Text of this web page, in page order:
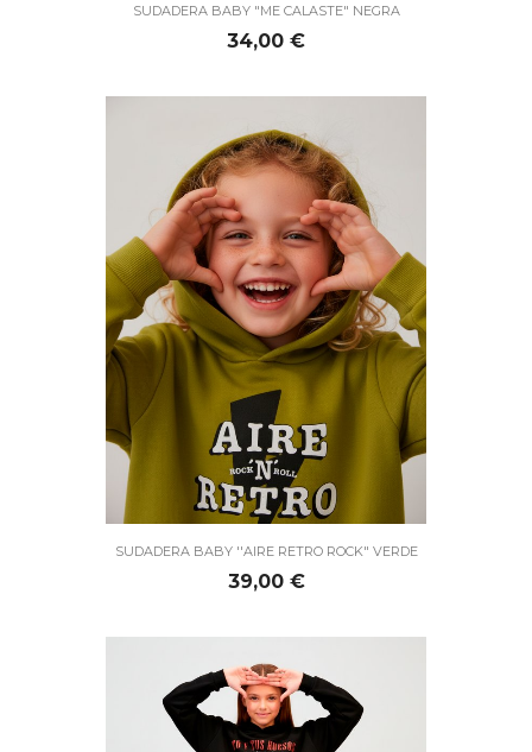
SUDADERA BABY "ME CALASTE" NEGRA
Precio
34,00 €
SUDADERA BABY ''AIRE RETRO ROCK" VERDE
Precio
39,00 €